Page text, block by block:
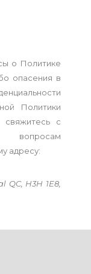
о Политике
опасения в
Политики
свяжитесь с
адресу:
QC, H3H 1E8,